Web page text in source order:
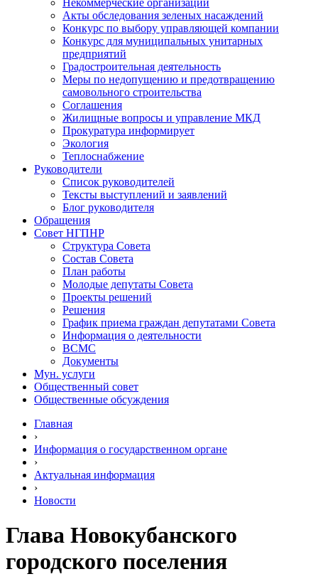
Некоммерческие организации
Акты обследования зеленых насаждений
Конкурс по выбору управляющей компании
Конкурс для муниципальных унитарных
предприятий
Градостроительная деятельность
Меры по недопущению и предотвращению
самовольного строительства
Соглашения
Жилищные вопросы и управление МКД
Прокуратура информирует
Экология
Теплоснабжение
Руководители
Список руководителей
Тексты выступлений и заявлений
Блог руководителя
Обращения
Совет НГПНР
Структура Совета
Состав Совета
План работы
Молодые депутаты Совета
Проекты решений
Решения
График приема граждан депутатами Совета
Информация о деятельности
ВСМС
Документы
Мун. услуги
Общественный совет
Общественные обсуждения
Главная
›
Информация о государственном органе
›
Актуальная информация
›
Новости
Глава Новокубанского
городского поселения